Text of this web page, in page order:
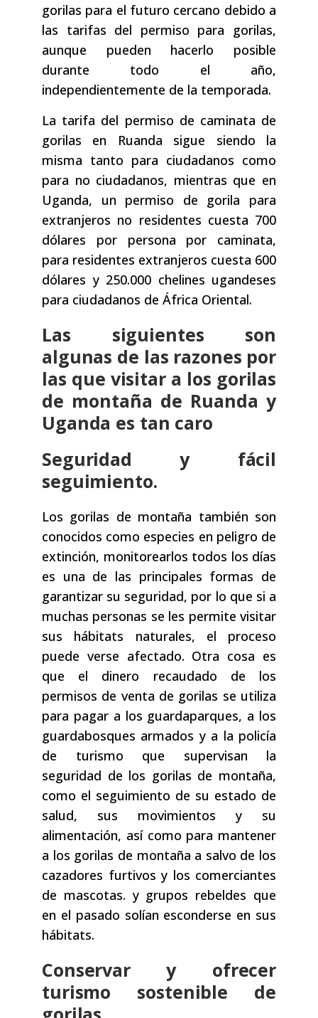
gorilas para el futuro cercano debido a
las tarifas del permiso para gorilas,
aunque pueden hacerlo posible
durante todo el año,
independientemente de la temporada.
La tarifa del permiso de caminata de
gorilas en Ruanda sigue siendo la
misma tanto para ciudadanos como
para no ciudadanos, mientras que en
Uganda, un permiso de gorila para
extranjeros no residentes cuesta 700
dólares por persona por caminata,
para residentes extranjeros cuesta 600
dólares y 250.000 chelines ugandeses
para ciudadanos de África Oriental.
Las siguientes son
algunas de las razones por
las que visitar a los gorilas
de montaña de Ruanda y
Uganda es tan caro
Seguridad y fácil
seguimiento.
Los gorilas de montaña también son
conocidos como especies en peligro de
extinción, monitorearlos todos los días
es una de las principales formas de
garantizar su seguridad, por lo que si a
muchas personas se les permite visitar
sus hábitats naturales, el proceso
puede verse afectado. Otra cosa es
que el dinero recaudado de los
permisos de venta de gorilas se utiliza
para pagar a los guardaparques, a los
guardabosques armados y a la policía
de turismo que supervisan la
seguridad de los gorilas de montaña,
como el seguimiento de su estado de
salud, sus movimientos y su
alimentación, así como para mantener
a los gorilas de montaña a salvo de los
cazadores furtivos y los comerciantes
de mascotas. y grupos rebeldes que
en el pasado solían esconderse en sus
hábitats.
Conservar y ofrecer
turismo sostenible de